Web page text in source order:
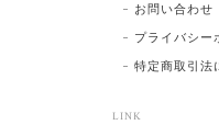
お問い合わせ
プライバシー
特定商取引法
LINK